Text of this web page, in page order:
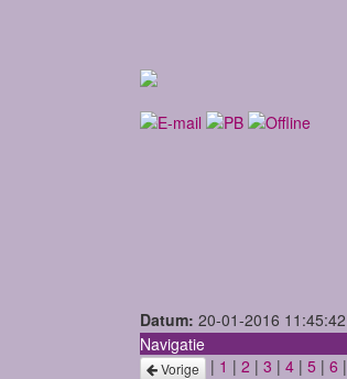
Datum: 20-01-2016 11:45:42
Navigatie
Vorige | 1 | 2 | 3 | 4 | 5 | 6 |